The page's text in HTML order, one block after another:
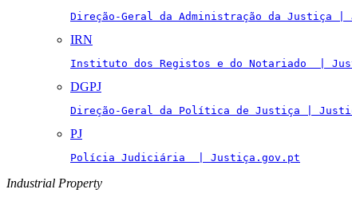
Direção-Geral da Administração da Justiça
IRN
Instituto dos Registos e do Notariado  |
DGPJ
Direção-Geral da Política de Justiça |
PJ
Polícia Judiciária  | Justiça.gov.pt
Industrial Property